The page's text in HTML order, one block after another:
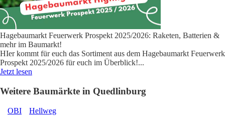
Hagebaumarkt Feuerwerk Prospekt 2025/2026: Raketen, Batterien &
mehr im Baumarkt!
HIer kommt für euch das Sortiment aus dem Hagebaumarkt Feuerwerk
Prospekt 2025/2026 für euch im Überblick!...
Jetzt lesen
Weitere Baumärkte in Quedlinburg
OBI Hellweg